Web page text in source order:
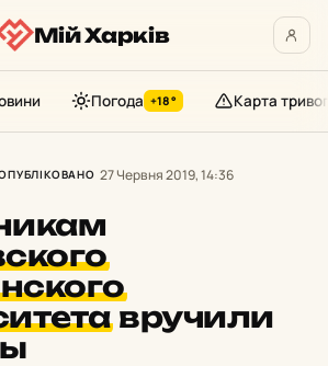
Мій Харків
Погода +18° Карта тривог
27 Червня 2019, 14:36
вручили